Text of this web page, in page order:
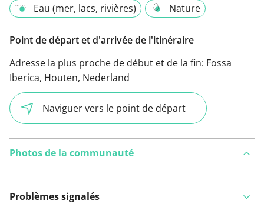
Eau (mer, lacs, rivières) Nature
Point de départ et d'arrivée de l'itinéraire
Adresse la plus proche de début et de la fin: Fossa
Iberica, Houten, Nederland
Naviguer vers le point de départ
Photos de la communauté
Problèmes signalés